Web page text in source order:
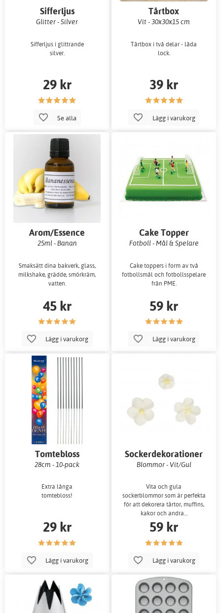
Sifferljus
Glitter - Silver
Sifferljus i glittrande
silver.
29 kr
Se alla
Tårtbox
Vit - 30x30x15 cm
Tårtbox i två delar - låda
lock.
39 kr
Lägg i varukorg
Arom/Essence
25ml - Banan
Smaksätt dina bakverk, glass,
milkshake, grädde, smörkräm,
vatten.
45 kr
Lägg i varukorg
Cake Topper
Fotboll - Mål & Spelare
Cake toppers i form av två
fotbollsmål och fotbollsspelare
från PME.
59 kr
Lägg i varukorg
Tomtebloss
28cm - 10-pack
Extra långa
tomtebloss!
29 kr
Lägg i varukorg
Sockerdekorationer
Blommor - Vit/Gul
Vita och gula
sockerblommor som är perfekta
för att dekorera tårtor, muffins,
kakor och andra…
59 kr
Lägg i varukorg